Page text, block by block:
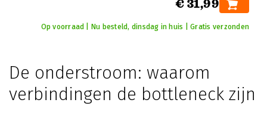
€ 31,99
Op voorraad | Nu besteld, dinsdag in huis | Gratis verzonden
De onderstroom: waarom
verbindingen de bottleneck zijn